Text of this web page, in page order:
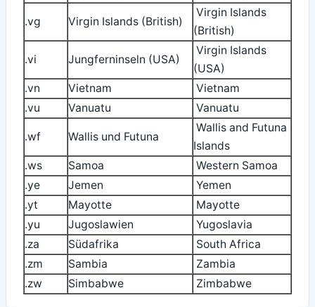
.vg Virgin Islands (British)
Virgin Islands
(British)
.vi Jungferninseln (USA)
Virgin Islands
(USA)
.vn
Vietnam
Vietnam
.vu
Vanuatu Vanuatu
.wf Wallis und Futuna
Wallis and Futuna
Islands
.ws
Samoa
Western Samoa
.ye
Jemen
Yemen
.yt
Mayotte
Mayotte
.yu
Jugoslawien
Yugoslavia
.za
Südafrika
South Africa
.zm
Sambia
Zambia
.zw
Simbabwe Zimbabwe